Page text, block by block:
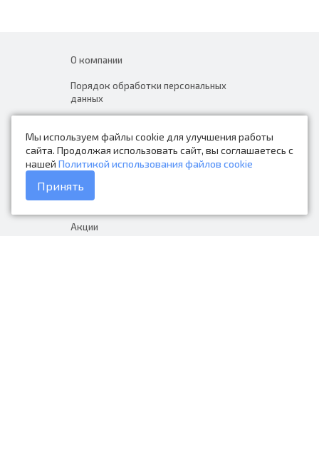
Мы используем файлы cookie для улучшения работы
сайта. Продолжая использовать сайт, вы соглашаетесь с
нашей Политикой использования файлов cookie
Принять
О компании
Порядок обработки персональных
данных
Контакты
Каталог товаров
Доставка и оплата
Акции